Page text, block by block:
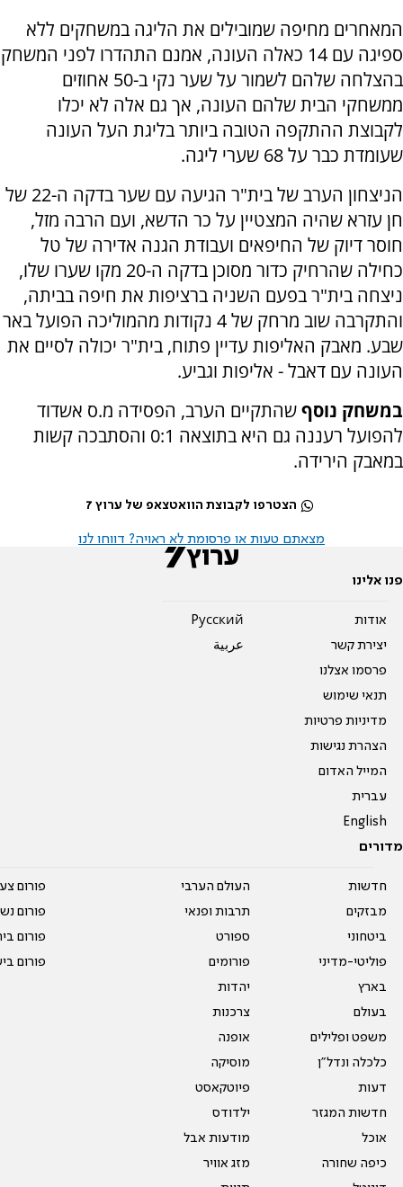
המאחרים מחיפה שמובילים את הליגה במשחקים ללא
ספיגה עם 14 כאלה העונה, אמנם התהדרו לפני המשחק
בהצלחה שלהם לשמור על שער נקי ב-50 אחוזים
ממשחקי הבית שלהם העונה, אך גם אלה לא יכלו
לקבוצת ההתקפה הטובה ביותר בליגת העל העונה
שעומדת כבר על 68 שערי ליגה.
הניצחון הערב של בית"ר הגיעה עם שער בדקה ה-22 של
חן עזרא שהיה המצטיין על כר הדשא, ועם הרבה מזל,
חוסר דיוק של החיפאים ועבודת הגנה אדירה של טל
כחילה שהרחיק כדור מסוכן בדקה ה-20 מקו שערו שלו,
ניצחה בית"ר בפעם השניה ברציפות את חיפה בביתה,
והתקרבה שוב מרחק של 4 נקודות מהמוליכה הפועל באר
שבע. מאבק האליפות עדיין פתוח, בית"ר יכולה לסיים את
העונה עם דאבל - אליפות וגביע.
במשחק נוסףשהתקיים הערב, הפסידה מ.ס אשדוד
להפועל רעננה גם היא בתוצאה 0:1 והסתבכה קשות
במאבק הירידה.
הצטרפו לקבוצת הוואטצאפ של ערוץ 7
מצאתם טעות או פרסומת לא ראויה? דווחו לנו
פנו אלינו
אודות
יצירת קשר
פרסמו אצלנו
תנאי שימוש
מדיניות פרטיות
הצהרת נגישות
המייל האדום
עברית
English
Pусский
عربية
מדורים
חדשות
מבזקים
ביטחוני
פוליטי-מדיני
בארץ
בעולם
משפט ופלילים
כלכלה ונדל"ן
דעות
חדשות המגזר
אוכל
כיפה שחורה
העולם הערבי
תרבות ופנאי
ספורט
פורומים
יהדות
צרכנות
אופנה
מוסיקה
פיוטקאסט
ילדודס
מודעות אבל
מזג אוויר
פורום
פורום
פורום
פורום